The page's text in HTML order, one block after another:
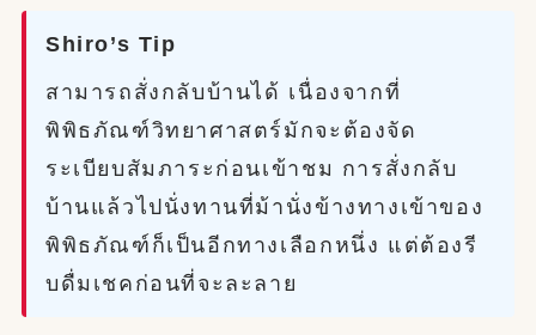
Shiro’s Tip
สามารถสั่งกลับบ้านได้ เนื่องจากที่
พิพิธภัณฑ์วิทยาศาสตร์มักจะต้องจัด
ระเบียบสัมภาระก่อนเข้าชม การสั่งกลับ
บ้านแล้วไปนั่งทานที่ม้านั่งข้างทางเข้าของ
พิพิธภัณฑ์ก็เป็นอีกทางเลือกหนึ่ง แต่ต้องรี
บดื่มเชคก่อนที่จะละลาย